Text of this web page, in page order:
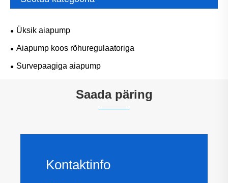
Üksik aiapump
Aiapump koos rõhuregulaatoriga
Survepaagiga aiapump
Saada päring
Kontaktinfo